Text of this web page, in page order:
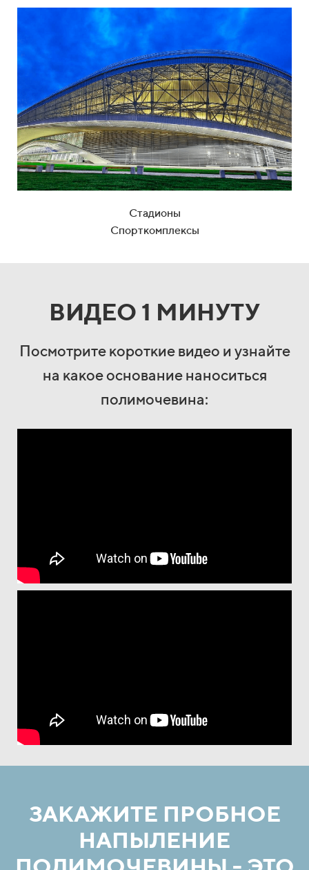
Стадионы
Спорткомплексы
ВИДЕО 1 МИНУТУ
Посмотрите короткие видео и узнайте
на какое основание наноситься
полимочевина:
ЗАКАЖИТЕ ПРОБНОЕ
НАПЫЛЕНИЕ